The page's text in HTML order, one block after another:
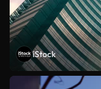
iStock